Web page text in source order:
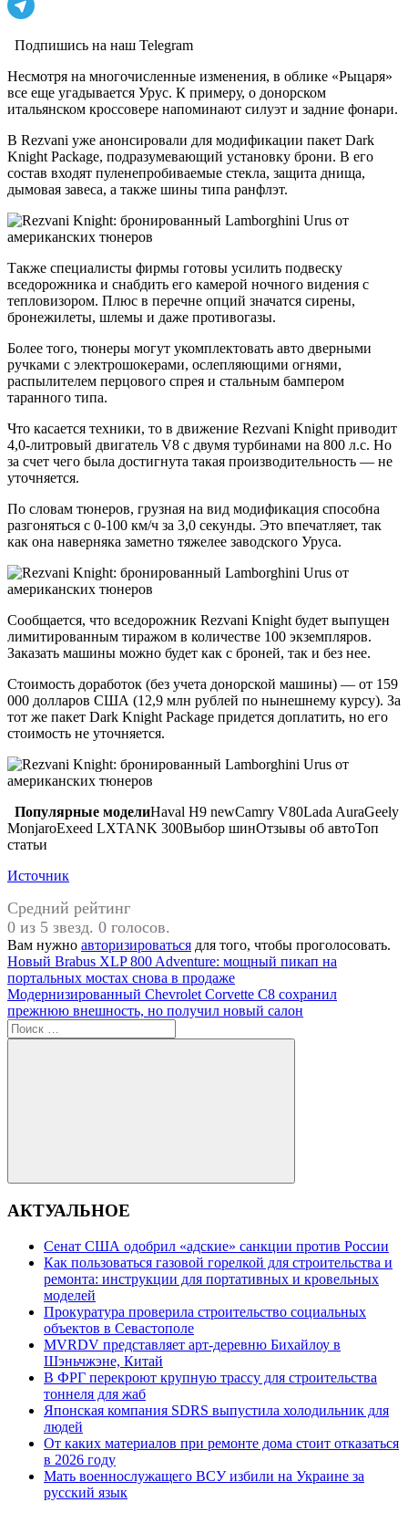
Подпишись на наш Telegram
Несмотря на многочисленные изменения, в облике «Рыцаря»
все еще угадывается Урус. К примеру, о донорском
итальянском кроссовере напоминают силуэт и задние фонари.
В Rezvani уже анонсировали для модификации пакет Dark
Knight Package, подразумевающий установку брони. В его
состав входят пуленепробиваемые стекла, защита днища,
дымовая завеса, а также шины типа ранфлэт.
Также специалисты фирмы готовы усилить подвеску
вседорожника и снабдить его камерой ночного видения с
тепловизором. Плюс в перечне опций значатся сирены,
бронежилеты, шлемы и даже противогазы.
Более того, тюнеры могут укомплектовать авто дверными
ручками с электрошокерами, ослепляющими огнями,
распылителем перцового спрея и стальным бампером
таранного типа.
Что касается техники, то в движение Rezvani Knight приводит
4,0-литровый двигатель V8 с двумя турбинами на 800 л.с. Но
за счет чего была достигнута такая производительность — не
уточняется.
По словам тюнеров, грузная на вид модификация способна
разгоняться с 0-100 км/ч за 3,0 секунды. Это впечатляет, так
как она наверняка заметно тяжелее заводского Уруса.
Сообщается, что вседорожник Rezvani Knight будет выпущен
лимитированным тиражом в количестве 100 экземпляров.
Заказать машины можно будет как с броней, так и без нее.
Стоимость доработок (без учета донорской машины) — от 159
000 долларов США (12,9 млн рублей по нынешнему курсу). За
тот же пакет Dark Knight Package придется доплатить, но его
стоимость не уточняется.
Популярные моделиHaval H9 newCamry V80Lada AuraGeely
MonjaroExeed LXTANK 300Выбор шинОтзывы об автоТоп
статьи
Источник
Средний рейтинг
0 из 5 звезд. 0 голосов.
Вам нужно авторизироваться для того, чтобы проголосовать.
Навигация
по
записям
Предыдущая
запись:
Новый Brabus XLP 800 Adventure: мощный пикап на
портальных мостах снова в продаже
Следующая
запись:
Модернизированный Chevrolet Corvette C8 сохранил
прежнюю внешность, но получил новый салон
Поиск
для:
Поиск
АКТУАЛЬНОЕ
Сенат США одобрил «адские» санкции против России
Как пользоваться газовой горелкой для строительства и
ремонта: инструкции для портативных и кровельных
моделей
Прокуратура проверила строительство социальных
объектов в Севастополе
MVRDV представляет арт-деревню Бихайлоу в
Шэньчжэне, Китай
В ФРГ перекроют крупную трассу для строительства
тоннеля для жаб
Японская компания SDRS выпустила холодильник для
людей
От каких материалов при ремонте дома стоит отказаться
в 2026 году
Мать военнослужащего ВСУ избили на Украине за
русский язык